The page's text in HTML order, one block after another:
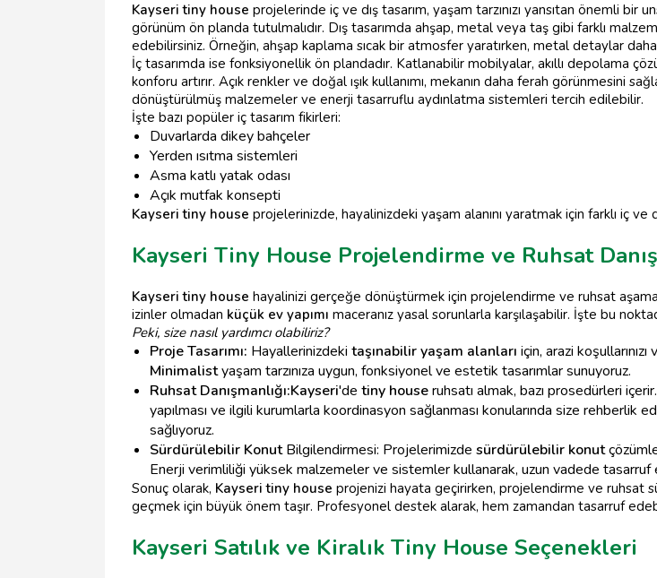
Kayseri tiny house projelerinde iç ve dış tasarım, yaşam tarzınızı yansıtan önemli bir
görünüm ön planda tutulmalıdır. Dış tasarımda ahşap, metal veya taş gibi farklı
edebilirsiniz. Örneğin, ahşap kaplama sıcak bir atmosfer yaratırken, metal detaylar
İç tasarımda ise fonksiyonellik ön plandadır. Katlanabilir mobilyalar, akıllı depolama
konforu artırır. Açık renkler ve doğal ışık kullanımı, mekanın daha ferah görünmesini
dönüştürülmüş malzemeler ve enerji tasarruflu aydınlatma sistemleri tercih edilebilir.
İşte bazı popüler iç tasarım fikirleri:
Duvarlarda dikey bahçeler
Yerden ısıtma sistemleri
Asma katlı yatak odası
Açık mutfak konsepti
Kayseri tiny house projelerinizde, hayalinizdeki yaşam alanını yaratmak için farklı iç
Kayseri Tiny House Projelendirme ve Ruhsat
Kayseri tiny house hayalinizi gerçeğe dönüştürmek için projelendirme ve ruhsat
izinler olmadan küçük ev yapımı maceranız yasal sorunlarla karşılaşabilir. İşte bu
Peki, size nasıl yardımcı olabiliriz?
Proje Tasarımı: Hayallerinizdeki taşınabilir yaşam alanları için, arazi
Minimalistyaşam tarzınıza uygun, fonksiyonel ve estetik tasarımlar sunuyoruz.
Ruhsat Danışmanlığı:Kayseri'de tiny houseruhsatı almak, bazı prosedürleri
yapılması ve ilgili kurumlarla koordinasyon sağlanması konularında size rehberlik
sağlıyoruz.
Sürdürülebilir KonutBilgilendirmesi: Projelerimizde sürdürülebilir konut
Enerji verimliliği yüksek malzemeler ve sistemler kullanarak, uzun vadede tasarruf
Sonuç olarak, Kayseri tiny house projenizi hayata geçirirken, projelendirme ve ruhsat
geçmek için büyük önem taşır. Profesyonel destek alarak, hem zamandan tasarruf
Kayseri Satılık ve Kiralık Tiny House Seçenekleri